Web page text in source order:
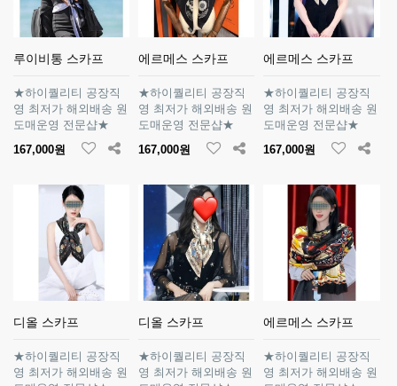
루이비통 스카프
★하이퀄리티 공장직
영 최저가 해외배송 원
도매운영 전문샵★
167,000원
에르메스 스카프
★하이퀄리티 공장직
영 최저가 해외배송 원
도매운영 전문샵★
167,000원
에르메스 스카프
★하이퀄리티 공장직
영 최저가 해외배송 원
도매운영 전문샵★
167,000원
디올 스카프
★하이퀄리티 공장직
영 최저가 해외배송 원
디올 스카프
★하이퀄리티 공장직
영 최저가 해외배송 원
에르메스 스카프
★하이퀄리티 공장직
영 최저가 해외배송 원